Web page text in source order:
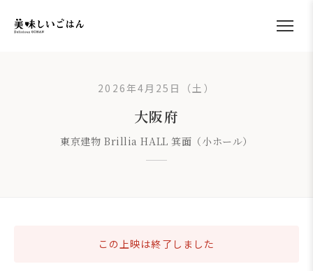
2026年4月25日（土）
大阪府
東京建物 Brillia HALL 箕面（小ホール）
この上映は終了しました